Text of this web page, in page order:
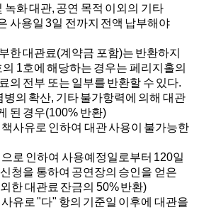
녹화 대관, 공연 목적 이외의 기타
사용일 3일 전까지 전액 납부해야
한 대관료(계약금 포함)는 반환하지
1호에 해당하는 경우는 페리지홀의
의 전부 또는 일부를 반환할 수 있다.
병의 확산, 기타 불가항력에 의해 대관
된 경우(100% 반환)
사유로 인하여 대관 사용이 불가능한
로 인하여 사용예정일로부터 120일
청을 통하여 공연장의 승인을 얻은
한 대관료 잔금의 50% 반환)
유로 "다" 항의 기준일 이후에 대관을